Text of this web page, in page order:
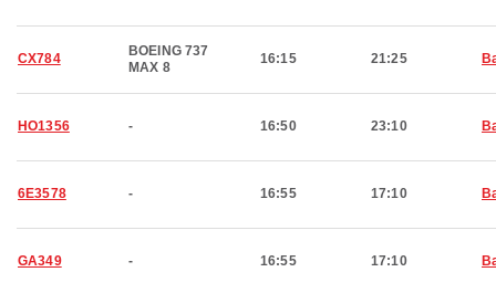
CX784
BOEING 737
MAX 8
16:15 21:25
HO1356 - 16:50 23:10
6E3578 - 16:55 17:10
GA349 - 16:55 17:10